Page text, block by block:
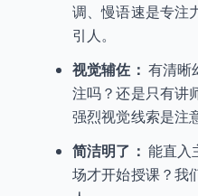
调、慢语速是专注
引人。
视觉辅佐： 有清晰
注吗？还是只有讲
强烈视觉线索是注
简洁明了： 能直入
场才开始授课？我